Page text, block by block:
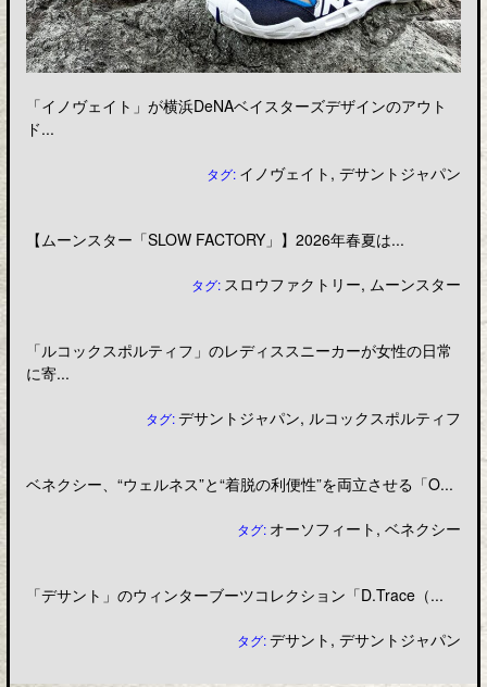
「イノヴェイト」が横浜DeNAベイスターズデザインのアウト
ド...
タグ: イノヴェイト ,デサントジャパン
【ムーンスター「SLOW FACTORY」】2026年春夏は...
タグ: スロウファクトリー, ムーンスター
「ルコックスポルティフ」のレディススニーカーが女性の日常
に寄...
タグ:デサントジャパン, ルコックスポルティフ
ベネクシー、“ウェルネス”と“着脱の利便性”を両立させる「O...
タグ: オーソフィート ,ベネクシー
「デサント」のウィンターブーツコレクション「D.Trace（...
タグ:デサント ,デサントジャパン